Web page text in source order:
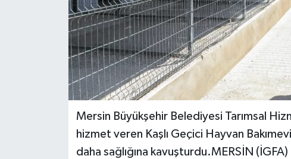
Mersin Büyükşehir Belediyesi Tarımsal
hizmet veren Kaşlı Geçici Hayvan
daha sağlığına kavuşturdu.MERSİN